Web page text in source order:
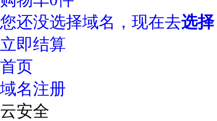
您还没选择域名，现在去选择
立即结算
首页
域名注册
云安全